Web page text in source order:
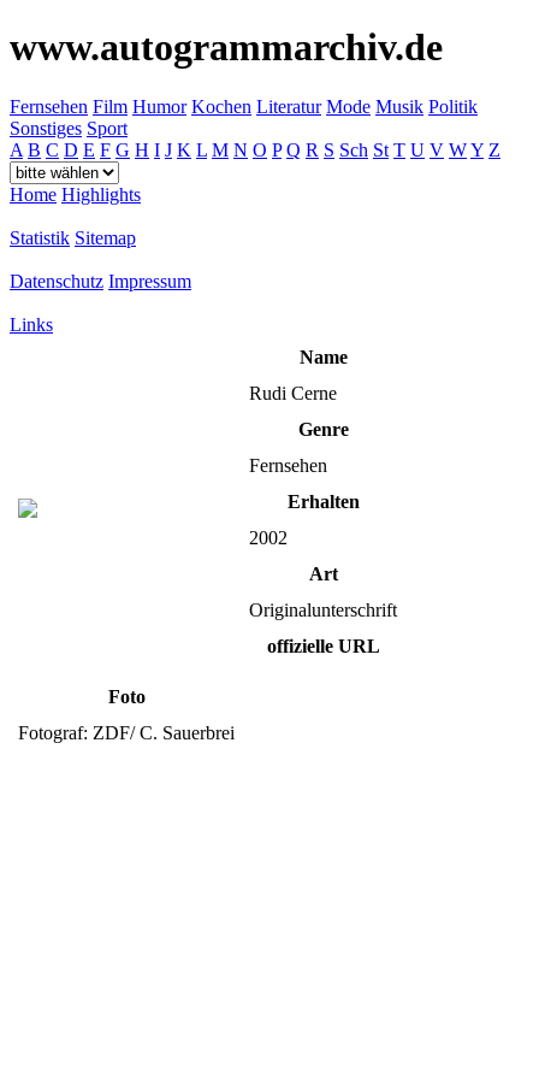
www.autogrammarchiv.de
Fernsehen Film Humor Kochen Literatur Mode Musik Politik
Sonstiges Sport
A B C D E F G H I J K L M N O P Q R S Sch St T U V WY Z
Home Highlights
Statistik Sitemap
Datenschutz Impressum
Links
Name
Rudi Cerne
Genre
Fernsehen
Erhalten
2002
Art
Originalunterschrift
offizielle URL
Foto
Fotograf: ZDF/ C. Sauerbrei